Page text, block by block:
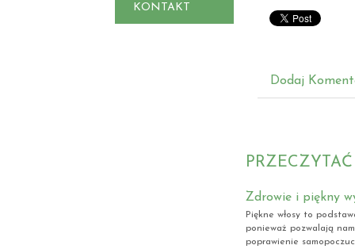
KONTAKT
Dodaj
Zdrowie i piękny
Piękne włosy to
ponieważ pozwalają
poprawienie